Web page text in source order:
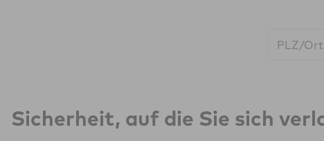
Sicherheit, auf die Sie sich